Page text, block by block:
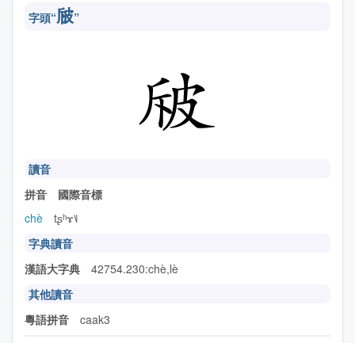
字頭“㿭”
讀音
拼音 國際音標
chè tʂʰɤ˥˩
字典讀音
漢語大字典 42754.230:chè,lè
其他讀音
粵語拼音 caak3